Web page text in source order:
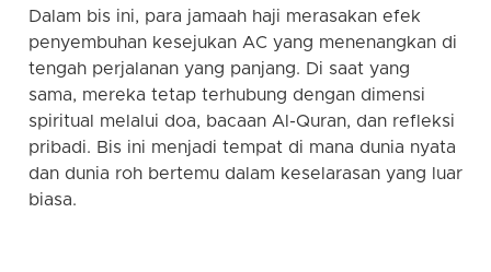
Dalam bis ini, para jamaah haji merasakan efek
penyembuhan kesejukan AC yang menenangkan di
tengah perjalanan yang panjang. Di saat yang
sama, mereka tetap terhubung dengan dimensi
spiritual melalui doa, bacaan Al-Quran, dan refleksi
pribadi. Bis ini menjadi tempat di mana dunia nyata
dan dunia roh bertemu dalam keselarasan yang luar
biasa.